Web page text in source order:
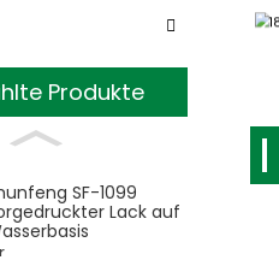
Produkte
SF-1099
Lack auf